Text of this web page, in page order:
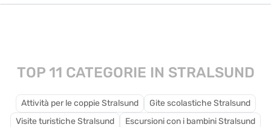
TOP 11 CATEGORIE IN STRALSUND
Attività per le coppie Stralsund
Gite scolastiche Stralsund
Visite turistiche Stralsund
Escursioni con i bambini Stralsund